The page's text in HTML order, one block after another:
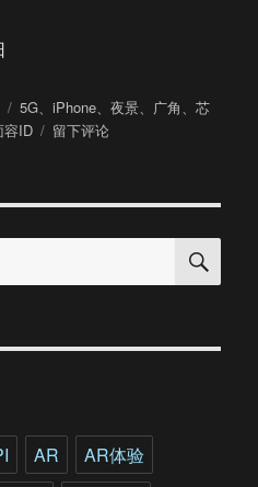
标
签
5G、iPhone、夜景、 广角、芯
容ID
于
Xs
到
12，
留下评论
搜
AR
AR体验